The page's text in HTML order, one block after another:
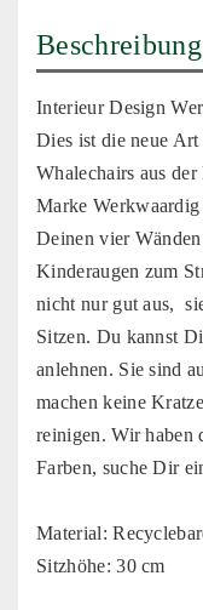
Beschreibung
Interieur Design
Dies ist die neue
Whalechairs aus
Marke
Deinen vier
Kinderaugen zum
nicht nur gut aus,
Sitzen. Du kannst
anlehnen. Sie sind
machen keine
reinigen. Wir haben
Farben, suche Dir
Material:
Sitzhöhe: 30 cm